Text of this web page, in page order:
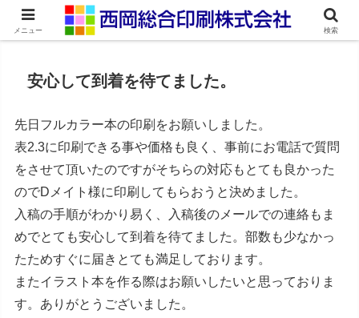
ネット印刷通販・オンデマンド印刷
安心して到着を待てました。
先日フルカラー本の印刷をお願いしました。
表2.3に印刷できる事や価格も良く、事前にお電話で質問
をさせて頂いたのですがそちらの対応もとても良かった
のでDメイト様に印刷してもらおうと決めました。
入稿の手順がわかり易く、入稿後のメールでの連絡もま
めでとても安心して到着を待てました。部数も少なかっ
たためすぐに届きとても満足しております。
またイラスト本を作る際はお願いしたいと思っておりま
す。ありがとうございました。
メニュー 検索